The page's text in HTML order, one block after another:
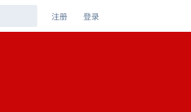
注册 登录